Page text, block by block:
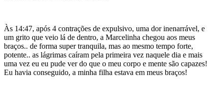
Às 14:47, após 4 contrações de expulsivo, uma dor inenarrável, e
um grito que veio lá de dentro, a Marcelinha chegou aos meus
braços.. de forma super tranquila, mas ao mesmo tempo forte,
potente.. as lágrimas caíram pela primeira vez naquele dia e mais
uma vez eu eu pude ver do que o meu corpo e mente são capazes!
Eu havia conseguido, a minha filha estava em meus braços!